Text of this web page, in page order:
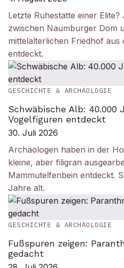
Letzte Ruhestätte einer
zwischen Naumburger Dom
mittelalterlichen Friedhof aus
entdeckt.
GESCHICHTE & ARCHÄOLOGIE
Schwäbische Alb: 40.000
Vogelfiguren entdeckt
30. Juli 2026
Archäologen haben in der
kleine, aber filigran
Mammutelfenbein entdeckt.
Jahre alt.
GESCHICHTE & ARCHÄOLOGIE
Fußspuren zeigen:
gedacht